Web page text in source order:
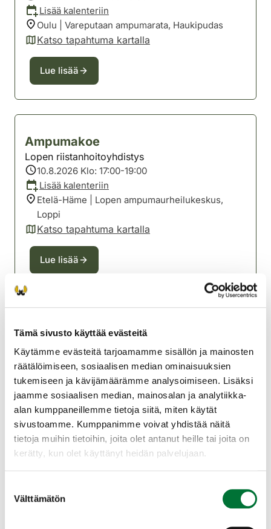
Tämä sivusto käyttää evästeitä
Käytämme evästeitä tarjoamamme sisällön ja mainosten
räätälöimiseen, sosiaalisen median ominaisuuksien
tukemiseen ja kävijämäärämme analysoimiseen. Lisäksi
jaamme sosiaalisen median, mainosalan ja analytiikka-
alan kumppaneillemme tietoja siitä, miten käytät
sivustoamme. Kumppanimme voivat yhdistää näitä
tietoja muihin tietoihin, joita olet antanut heille tai joita on
kerätty, kun olet käyttänyt heidän palvelujaan.
valinta
Välttämätön
Lisää kalenteriin
Oulu | Vareputaan ampumarata, Haukipudas
Katso tapahtuma kartalla
(avautuu uuteen välilehteen)
Lue lisää
Ampumakoe
Lopen riistanhoitoyhdistys
10.8.2026 Klo: 17:00-19:00
Lisää kalenteriin
Etelä-Häme | Lopen ampumaurheilukeskus,
Loppi
Katso tapahtuma kartalla
(avautuu uuteen välilehteen)
Lue lisää
Metsästäjätutkintokoulutus
Sonkajärven riistanhoitoyhdistys
10.8.2026 Klo: 17:30-20:30
Lisää kalenteriin
Pohjois-Savo | Sonkajärven liikuntahalli,
Sonkajärvi
Katso tapahtuma kartalla
(avautuu uuteen välilehteen)
Lue lisää